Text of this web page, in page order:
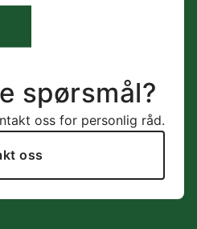
spørsmål?
oss for personlig råd.
oss